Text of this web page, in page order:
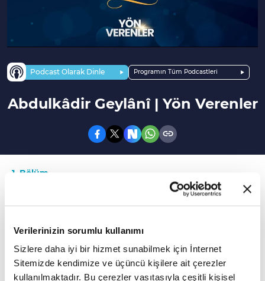
Verilerinizin sorumlu kullanımı
Sizlere daha iyi bir hizmet sunabilmek için İnternet
Sitemizde kendimize ve üçüncü kişilere ait çerezler
kullanılmaktadır. Bu çerezler vasıtasıyla çeşitli kişisel
Podcast Olarak Dinle Programın Tüm Podcastleri
Abdulkâdir Geylânî | Yön Verenler
1. Bölüm
İslam filozofu ve mutasavvıf Abdulkâdir-i
Büyük Selçuklu Devleti döneminde günümüz
Hazar Denizi kıyısında doğdu. Küçük yaşta